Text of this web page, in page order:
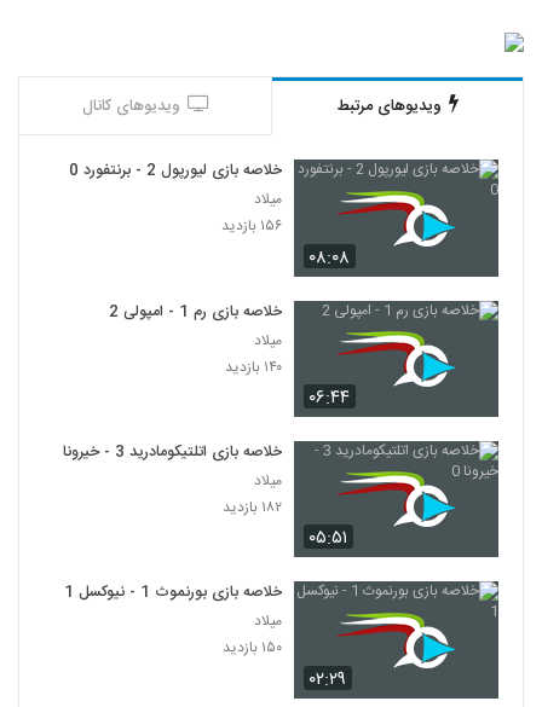
ویدیوهای مرتبط ویدیوهای کانال
۰۸:۰۸
خلاصه بازی لیورپول 2 - برنتفورد 0
میلاد
۱۵۶ بازدید
۰۶:۴۴
خلاصه بازی رم 1 - امپولی 2
میلاد
۱۴۰ بازدید
۰۵:۵۱
خلاصه بازی اتلتیکومادرید 3 - خیرونا 0
میلاد
۱۸۲ بازدید
۰۲:۲۹
خلاصه بازی بورنموث 1 - نیوکسل 1
میلاد
۱۵۰ بازدید